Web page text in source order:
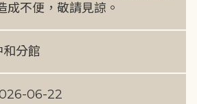
成不便，敬請見諒。
和分館
06-22